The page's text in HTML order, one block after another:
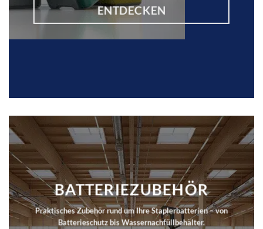
ENTDECKEN
BATTERIEZUBEHÖR
Praktisches Zubehör rund um Ihre Staplerbatterien – von
Batterieschutz bis Wassernachfüllbehälter.